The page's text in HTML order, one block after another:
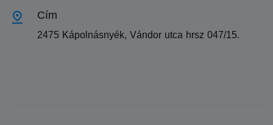
Cím
2475 Kápolnásnyék, Vándor utca hrsz 047/15.